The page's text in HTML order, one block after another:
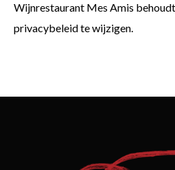
Wijnrestaurant Mes Amis
privacybeleid te wijzigen.